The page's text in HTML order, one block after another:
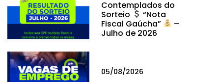
Contemplados do
Sorteio
“Nota
Fiscal Gaúcha”
–
Julho de 2026
05/08/2026